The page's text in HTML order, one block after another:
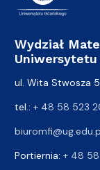
Wydział
Uniwersytetu
ul. Wita Stwosza
tel.: + 48 58 523
Portiernia: + 48 58